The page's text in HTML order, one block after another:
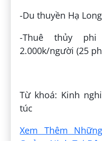
-Du thuyền Hạ
-Thuê thủy
2.000k/người (25
Từ khoá: Kinh
túc
Xem Thêm